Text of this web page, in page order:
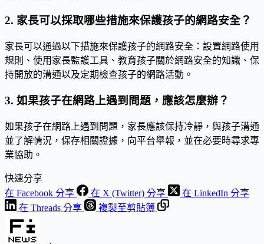
2. 家長可以採取哪些措施來保護孩子的網路安全？
家長可以通過以下措施來保護孩子的網路安全：設置網路使用
規則、使用家長監護工具、教育孩子關於網路安全的知識、保
持開放的溝通以及定期檢查孩子的網路活動。
3. 如果孩子在網路上遇到問題，應該怎麼辦？
如果孩子在網路上遇到問題，家長應該保持冷靜，與孩子溝通
並了解情況，保存相關證據，向平台舉報，並在必要時尋求專
業協助。
快速分享
在 Facebook 分享
在 X (Twitter) 分享
在 LinkedIn 分享
在 Threads 分享
複製至剪貼簿